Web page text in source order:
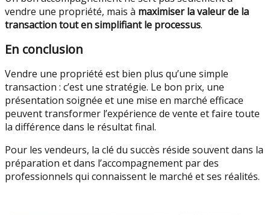
vendre une propriété, mais à maximiser la valeur de la
transaction tout en simplifiant le processus.
En conclusion
Vendre une propriété est bien plus qu’une simple
transaction : c’est une stratégie. Le bon prix, une
présentation soignée et une mise en marché efficace
peuvent transformer l’expérience de vente et faire toute
la différence dans le résultat final.
Pour les vendeurs, la clé du succès réside souvent dans la
préparation et dans l’accompagnement par des
professionnels qui connaissent le marché et ses réalités.